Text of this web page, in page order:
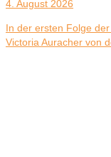
4. August 2026
In der ersten Folge
Victoria Auracher von